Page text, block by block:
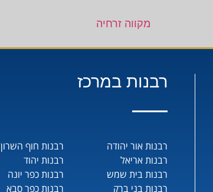
מקווה זרחיה
רבנות במרכז
רבנות אור יהודה
רבנות אריאל
רבנות בית שמש
רבנות בני ברק
רבנות חוף השרון
רבנות יהוד
רבנות כפר יונה
רבנות כפר סבא